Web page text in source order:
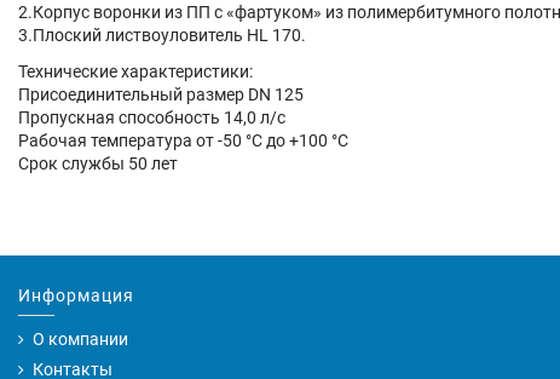
2.Корпус воронки из ПП с «фартуком» из полимербитумного
3.Плоский листвоуловитель HL 170.
Технические характеристики:
Присоединительный размер DN 125
Пропускная способность 14,0 л/с
Рабочая температура от -50 °С до +100 °С
Срок службы 50 лет
Информация
О компании
Контакты